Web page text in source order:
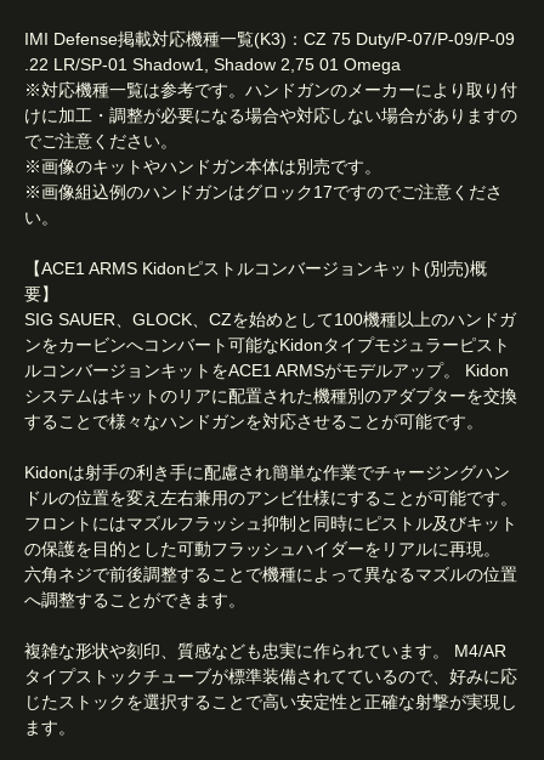
IMI Defense掲載対応機種一覧(K3)：CZ 75 Duty/P-07/P-09/P-09
.22 LR/SP-01 Shadow1, Shadow 2,75 01 Omega
※対応機種一覧は参考です。ハンドガンのメーカーにより取り付
けに加工・調整が必要になる場合や対応しない場合がありますの
でご注意ください。
※画像のキットやハンドガン本体は別売です。
※画像組込例のハンドガンはグロック17ですのでご注意くださ
い。
【ACE1 ARMS Kidonピストルコンバージョンキット(別売)概
要】
SIG SAUER、GLOCK、CZを始めとして100機種以上のハンドガ
ンをカービンへコンバート可能なKidonタイプモジュラーピスト
ルコンバージョンキットをACE1 ARMSがモデルアップ。 Kidon
システムはキットのリアに配置された機種別のアダプターを交換
することで様々なハンドガンを対応させることが可能です。
Kidonは射手の利き手に配慮され簡単な作業でチャージングハン
ドルの位置を変え左右兼用のアンビ仕様にすることが可能です。
フロントにはマズルフラッシュ抑制と同時にピストル及びキット
の保護を目的とした可動フラッシュハイダーをリアルに再現。
六角ネジで前後調整することで機種によって異なるマズルの位置
へ調整することができます。
複雑な形状や刻印、質感なども忠実に作られています。 M4/AR
タイプストックチューブが標準装備されてているので、好みに応
じたストックを選択することで高い安定性と正確な射撃が実現し
ます。